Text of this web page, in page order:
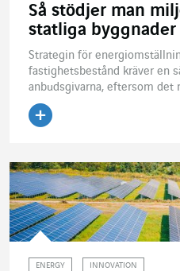
Så stödjer man
statliga byggnader
Strategin för
fastighetsbestånd kräver en
anbudsgivarna, eftersom det
ENERGY INNOVATION